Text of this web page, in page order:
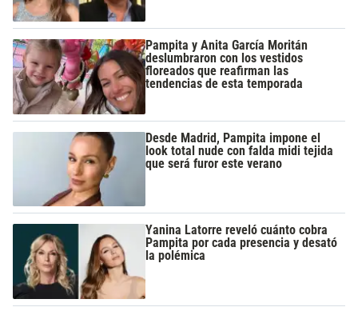
Pampita y Anita García Moritán
deslumbraron con los vestidos
floreados que reafirman las
tendencias de esta temporada
Desde Madrid, Pampita impone el
look total nude con falda midi tejida
que será furor este verano
Yanina Latorre reveló cuánto cobra
Pampita por cada presencia y desató
la polémica